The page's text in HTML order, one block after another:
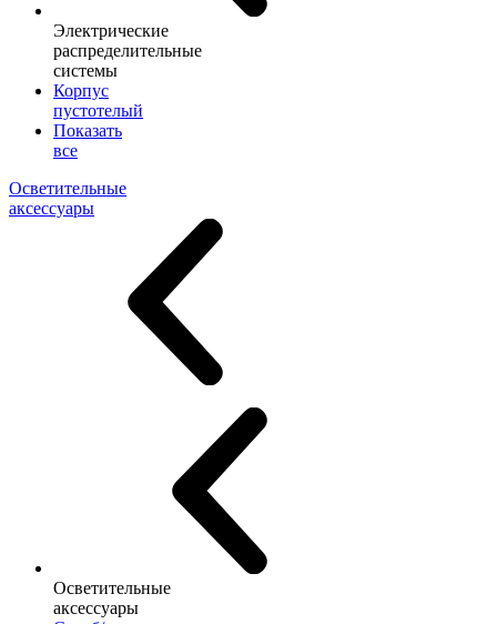
Электрические
распределительные
системы
Корпус
пустотелый
Показать
все
Осветительные
аксессуары
Осветительные
аксессуары